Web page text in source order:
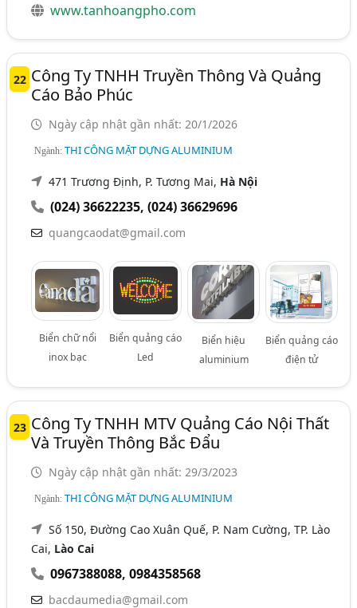
www.tanhoangpho.com
22 Công Ty TNHH Truyền Thông Và Quảng
Cáo Bảo Phúc
Ngày cập nhật gần nhất: 20/1/2026
Ngành:THI CÔNG MẶT DỰNG ALUMINIUM
471 Trương Định, P. Tương Mai, Hà Nội
(024) 36622235,(024) 36629696
quangcaodat@gmail.com
Biển chữ nổi
inox bạc
Biển quảng cáo
Led
Biển hiệu
aluminium
Biển quảng cáo
điện tử
23 Công Ty TNHH MTV Quảng Cáo Nội Thất
Và Truyền Thông Bắc Đẩu
Ngày cập nhật gần nhất: 29/3/2023
Ngành:THI CÔNG MẶT DỰNG ALUMINIUM
Số 150, Đường Cao Xuân Quế, P. Nam Cường, TP. Lào
Cai, Lào Cai
0967388088,0984358568
bacdaumedia@gmail.com